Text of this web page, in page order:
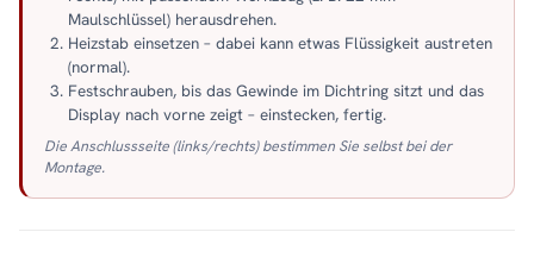
Maulschlüssel) herausdrehen.
Heizstab einsetzen – dabei kann etwas Flüssigkeit austreten
(normal).
Festschrauben, bis das Gewinde im Dichtring sitzt und das
Display nach vorne zeigt – einstecken, fertig.
Die Anschlussseite (links/rechts) bestimmen Sie selbst bei der
Montage.